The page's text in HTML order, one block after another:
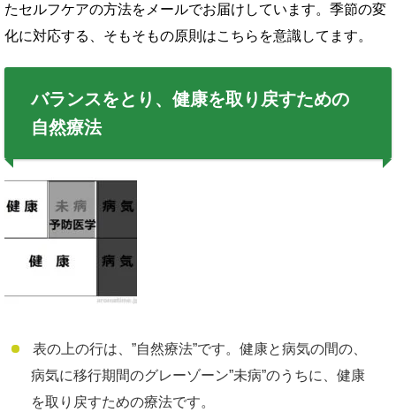
たセルフケアの方法をメールでお届けしています。季節の変
化に対応する、そもそもの原則はこちらを意識してます。
バランスをとり、健康を取り戻すための
自然療法
表の上の行は、”自然療法”です。健康と病気の間の、
病気に移行期間のグレーゾーン”未病”のうちに、健康
を取り戻すための療法です。